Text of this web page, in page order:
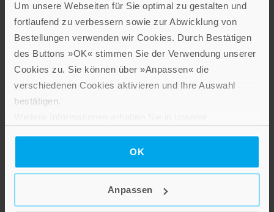
Um unsere Webseiten für Sie optimal zu gestalten und
fortlaufend zu verbessern sowie zur Abwicklung von
Bestellungen verwenden wir Cookies. Durch Bestätigen
des Buttons »OK« stimmen Sie der Verwendung unserer
Cookies zu. Sie können über »Anpassen« die
verschiedenen Cookies aktivieren und Ihre Auswahl
bestätigen.
OK
Anpassen
Die digitale Transformation wird die Arbeitswelt massiv verän­
dern, nicht über Nacht, aber fundamental. Die Menschen
werden (aus anderen Gründen) bis 70+ arbeiten müssen und in
ihrem Leben mindes­tens drei verschiedene Berufe erlernen
und ausüben. Also gilt es dafür rechtzeitig eine solide
Grundlage zu legen, die einen durchträgt und gleichzeitig noch
dann wäre es ja auch nicht so spannend!